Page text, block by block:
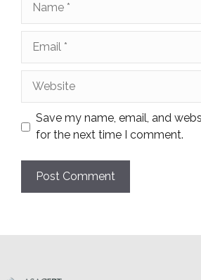
Save my name, email, and
for the next time I comment.